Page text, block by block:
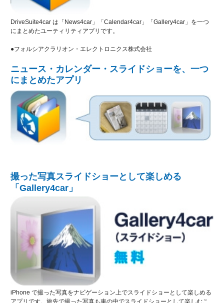
DriveSuite4car は「News4car」「Calendar4car」「Gallery4car」を一つ
にまとめたユーティリティアプリです。
●フォルシアクラリオン・エレクトロニクス株式会社
ニュース・カレンダー・スライドショーを、一つ
にまとめたアプリ
撮った写真スライドショーとして楽しめる
「Gallery4car」
iPhone で撮った写真をナビゲーション上でスライドショーとして楽しめる